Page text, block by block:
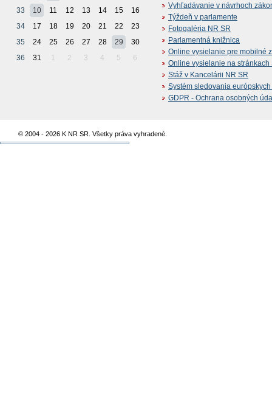
33
10 11 12 13 14 15
16
34
17 18 19 20 21 22
23
35
24 25 26 27 28 29
30
36
31 1 2 3 4 5 6
Vyhľadávanie v návrhoch
Týždeň v parlamente
Fotogaléria NR SR
Parlamentná knižnica
Online vysielanie pre mobilné
Online vysielanie na stránkach
Stáž v Kancelárii NR SR
Systém sledovania
GDPR - Ochrana osobných
© 2004 - 2026 K NR SR. Všetky práva vyhradené.